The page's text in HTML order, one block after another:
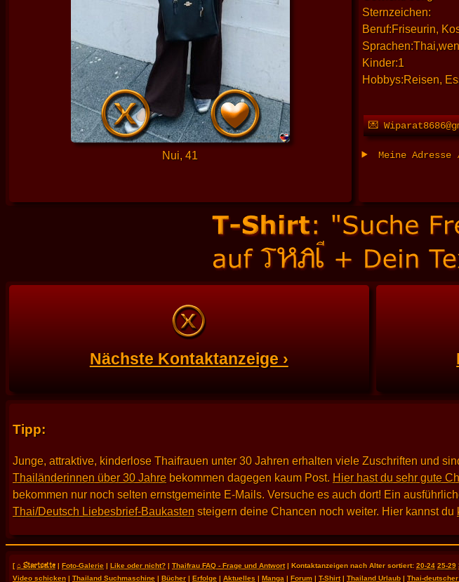
Nui, 41
Sternzeichen:
Beruf:Friseurin,
Kinder:1
Hobbys:Reisen,
💌
Meine Adresse
Nächste Kontaktanzeige ›
Tipp:
Junge, attraktive, kinderlose Thaifrauen unter 30 Jahren erhalten viele Zuschriften und
Thailänderinnen über 30 Jahre bekommen dagegen kaum Post. Hier hast du sehr gute
bekommen nur noch selten ernstgemeinte E-Mails. Versuche es auch dort! Ein
Thai/Deutsch Liebesbrief-Baukasten steigern deine Chancen noch weiter. Hier kannst du
[⌂ Startseite| Foto-Galerie | Like oder nicht? | Thaifrau FAQ - Frage und Antwort| Kontaktanzeigen nach Alter sortiert: 20-24 25-29
Video schicken| Thailand Suchmaschine | Bücher | Erfolge | Aktuelles | Manga | Forum | T-Shirt| Thailand Urlaub| Thai-